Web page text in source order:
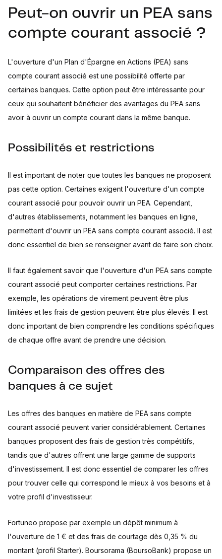
Peut-on ouvrir un PEA sans
compte courant associé ?
L'ouverture d'un Plan d'Épargne en Actions (PEA) sans
compte courant associé est une possibilité offerte par
certaines banques. Cette option peut être intéressante pour
ceux qui souhaitent bénéficier des avantages du PEA sans
avoir à ouvrir un compte courant dans la même banque.
Possibilités et restrictions
Il est important de noter que toutes les banques ne proposent
pas cette option. Certaines exigent l'ouverture d'un compte
courant associé pour pouvoir ouvrir un PEA. Cependant,
d'autres établissements, notamment les banques en ligne,
permettent d'ouvrir un PEA sans compte courant associé. Il est
donc essentiel de bien se renseigner avant de faire son choix.
Il faut également savoir que l'ouverture d'un PEA sans compte
courant associé peut comporter certaines restrictions. Par
exemple, les opérations de virement peuvent être plus
limitées et les frais de gestion peuvent être plus élevés. Il est
donc important de bien comprendre les conditions spécifiques
de chaque offre avant de prendre une décision.
Comparaison des offres des
banques à ce sujet
Les offres des banques en matière de PEA sans compte
courant associé peuvent varier considérablement. Certaines
banques proposent des frais de gestion très compétitifs,
tandis que d'autres offrent une large gamme de supports
d'investissement. Il est donc essentiel de comparer les offres
pour trouver celle qui correspond le mieux à vos besoins et à
votre profil d'investisseur.
Fortuneo propose par exemple un dépôt minimum à
l'ouverture de 1 € et des frais de courtage dès 0,35 % du
montant (profil Starter). Boursorama (BoursoBank) propose un